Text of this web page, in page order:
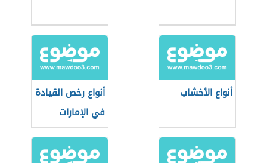
أنواع الأخشاب
أنواع رخص القيادة
في الإمارات